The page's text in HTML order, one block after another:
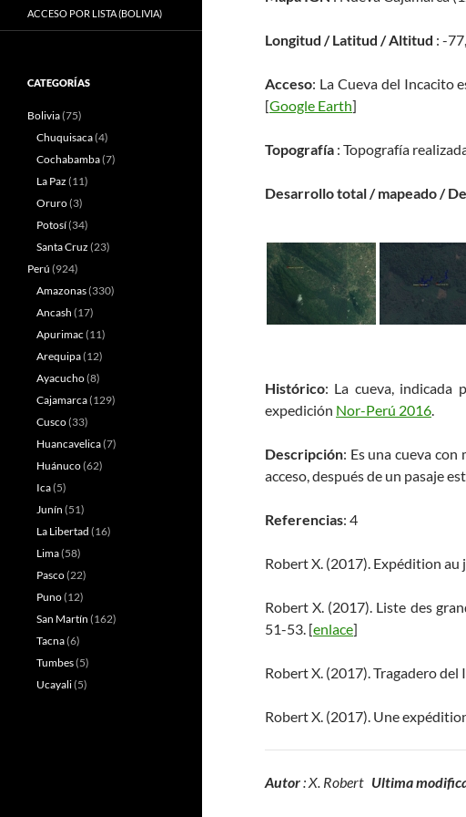
Longitud / Latitud / Altitud : -
Acceso: La Cueva del Incacito
[Google Earth]
Topografía : Topografía
Desarrollo total / mapeado /
Histórico: La cueva, indicada
expedición Nor-Perú 2016.
Descripción: Es una cueva con
acceso, después de un pasaje
Referencias: 4
Robert X. (2017). Expédition au
Robert X. (2017). Liste des
51-53. [enlace]
Robert X. (2017). Tragadero del
Robert X. (2017). Une
Autor: X. Robert Ultima
ACCESO POR LISTA (BOLIVIA)
CATEGORÍAS
Bolivia(75)
Chuquisaca(4)
Cochabamba(7)
La Paz (11)
Oruro(3)
Potosí(34)
Santa Cruz (23)
Perú (924)
Amazonas(330)
Ancash (17)
Apurimac (11)
Arequipa(12)
Ayacucho(8)
Cajamarca(129)
Cusco(33)
Huancavelica(7)
Huánuco(62)
Ica(5)
Junín (51)
La Libertad (16)
Lima(58)
Pasco(22)
Puno(12)
San Martín (162)
Tacna(6)
Tumbes(5)
Ucayali(5)